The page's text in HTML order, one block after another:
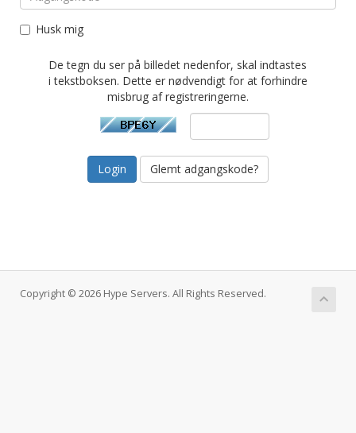
Husk mig
De tegn du ser på billedet nedenfor, skal indtastes
i tekstboksen. Dette er nødvendigt for at forhindre
misbrug af registreringerne.
Glemt adgangskode?
Copyright © 2026 Hype Servers. All Rights Reserved.